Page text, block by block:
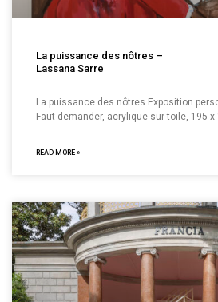
La puissance des nôtres –
Lassana Sarre
La puissance des nôtres Exposition
Faut demander, acrylique sur toile, 195
READ MORE »